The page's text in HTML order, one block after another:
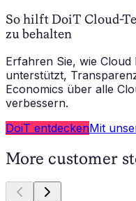
So hilft DoiT Cloud-
zu behalten
Erfahren Sie, wie Cloud
unterstützt,
Economics über alle
verbessern.
DoiT entdeckenMit
More customer